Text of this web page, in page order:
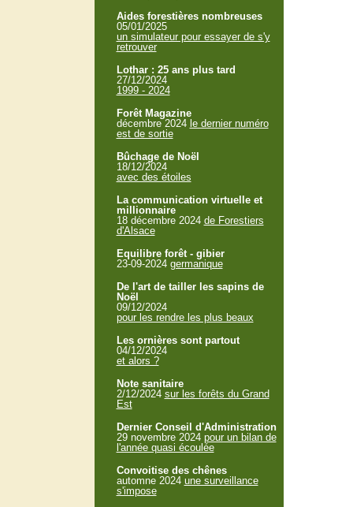
Aides forestières nombreuses
05/01/2025
un simulateur pour essayer de s'y
retrouver
Lothar : 25 ans plus tard
27/12/2024
1999 - 2024
Forêt Magazine
décembre 2024 le dernier numéro
est de sortie
Bûchage de Noël
18/12/2024
avec des étoiles
La communication virtuelle et
millionnaire
18 décembre 2024 de Forestiers
d'Alsace
Equilibre forêt - gibier
23-09-2024 germanique
De l'art de tailler les sapins de
Noël
09/12/2024
pour les rendre les plus beaux
Les ornières sont partout
04/12/2024
et alors ?
Note sanitaire
2/12/2024 sur les forêts du Grand
Est
Dernier Conseil d'Administration
29 novembre 2024 pour un bilan de
l'année quasi écoulée
Convoitise des chênes
automne 2024 une surveillance
s'impose